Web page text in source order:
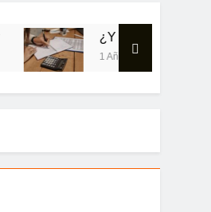
¿Y si tu primer cliente de
1 Año Atrás